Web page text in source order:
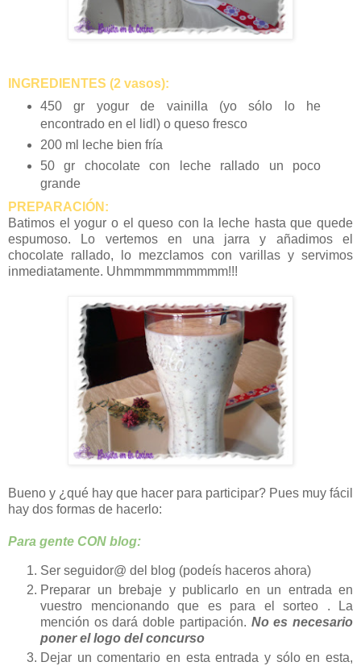
INGREDIENTES (2 vasos):
450 gr yogur de vainilla (yo sólo lo he
encontrado en el lidl) o queso fresco
200 ml leche bien fría
50 gr chocolate con leche rallado un poco
grande
PREPARACIÓN:
Batimos el yogur o el queso con la leche hasta que quede
espumoso. Lo vertemos en una jarra y añadimos el
chocolate rallado, lo mezclamos con varillas y servimos
inmediatamente. Uhmmmmmmmmmm!!!
Bueno y ¿qué hay que hacer para participar? Pues muy fácil
hay dos formas de hacerlo:
Para gente CON blog:
Ser seguidor@ del blog (podeís haceros ahora)
Preparar un brebaje y publicarlo en un entrada en
vuestro mencionando que es para el sorteo . La
mención os dará doble partipación. No es necesario
poner el logo del concurso
Dejar un comentario en esta entrada y sólo en esta,